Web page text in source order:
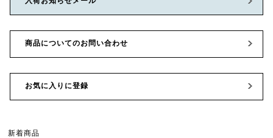
商品についてのお問い合わせ
お気に入りに登録
新着商品